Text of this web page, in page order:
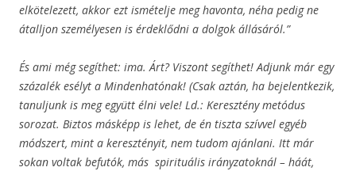
elkötelezett, akkor ezt ismételje meg havonta, néha pedig ne
átalljon személyesen is érdeklődni a dolgok állásáról.”
És ami még segíthet: ima. Árt? Viszont segíthet! Adjunk már egy
százalék esélyt a Mindenhatónak! (Csak aztán, ha bejelentkezik,
tanuljunk is meg együtt élni vele! Ld.: Keresztény metódus
sorozat. Biztos másképp is lehet, de én tiszta szívvel egyéb
módszert, mint a keresztényit, nem tudom ajánlani. Itt már
sokan voltak befutók, más spirituális irányzatoknál – háát,